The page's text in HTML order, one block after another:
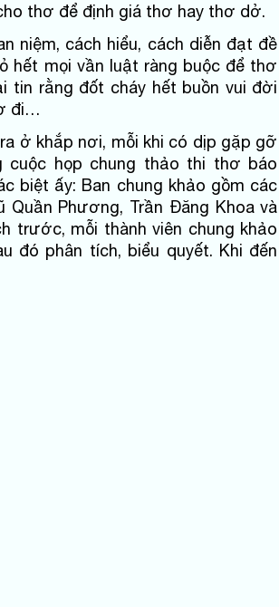
thơ để định giá thơ hay thơ dở.
niệm, cách hiểu, cách diễn đạt đề
hết mọi vần luật ràng buộc để thơ
tin rằng đốt cháy hết buồn vui đời
đi…
ở khắp nơi, mỗi khi có dịp gặp gỡ
họp chung thảo thi thơ báo
biệt ấy: Ban chung khảo gồm các
Quần Phương, Trần Đăng Khoa và
trước, mỗi thành viên chung khảo
đó phân tích, biểu quyết. Khi đến